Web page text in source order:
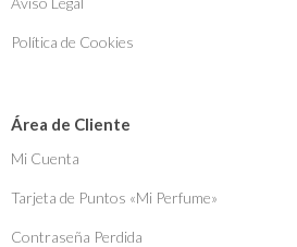
Política de Cookies
Área de Cliente
Mi Cuenta
Tarjeta de Puntos «Mi Perfume»
Contraseña Perdida